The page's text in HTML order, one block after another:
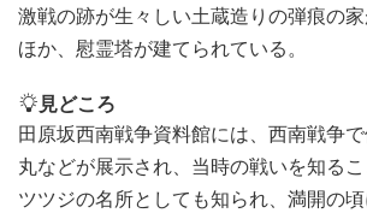
激戦の跡が生々しい土蔵造りの弾痕の
ほか、慰霊塔が建てられている。
見どころ
田原坂西南戦争資料館には、西南戦争
丸などが展示され、当時の戦いを知るこ
ツツジの名所としても知られ、満開の